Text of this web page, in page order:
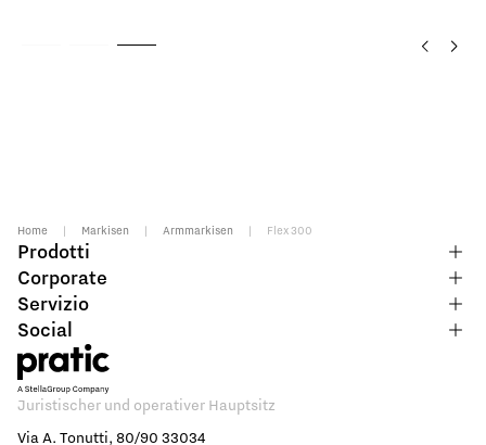
Home | Markisen | Armmarkisen | Flex 300
Prodotti
Corporate
Servizio
Social
Juristischer und operativer Hauptsitz
Via A. Tonutti, 80/90 33034